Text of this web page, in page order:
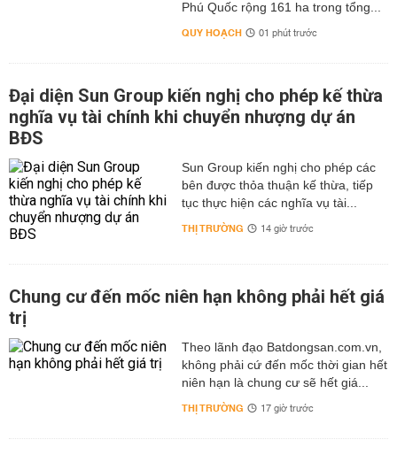
Phú Quốc rộng 161 ha trong tổng...
QUY HOẠCH 01 phút trước
Đại diện Sun Group kiến nghị cho phép kế thừa
nghĩa vụ tài chính khi chuyển nhượng dự án
BĐS
Sun Group kiến nghị cho phép các
bên được thỏa thuận kế thừa, tiếp
tục thực hiện các nghĩa vụ tài...
THỊ TRƯỜNG 14 giờ trước
Chung cư đến mốc niên hạn không phải hết giá
trị
Theo lãnh đạo Batdongsan.com.vn,
không phải cứ đến mốc thời gian hết
niên hạn là chung cư sẽ hết giá...
THỊ TRƯỜNG 17 giờ trước